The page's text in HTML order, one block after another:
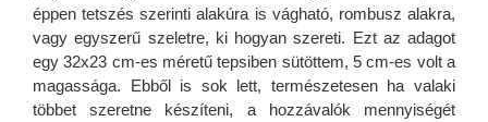
éppen tetszés szerinti alakúra is vágható, rombusz alakra,
vagy egyszerű szeletre, ki hogyan szereti. Ezt az adagot
egy 32x23 cm-es méretű tepsiben sütöttem, 5 cm-es volt a
magassága. Ebből is sok lett, természetesen ha valaki
többet szeretne készíteni, a hozzávalók mennyiségét